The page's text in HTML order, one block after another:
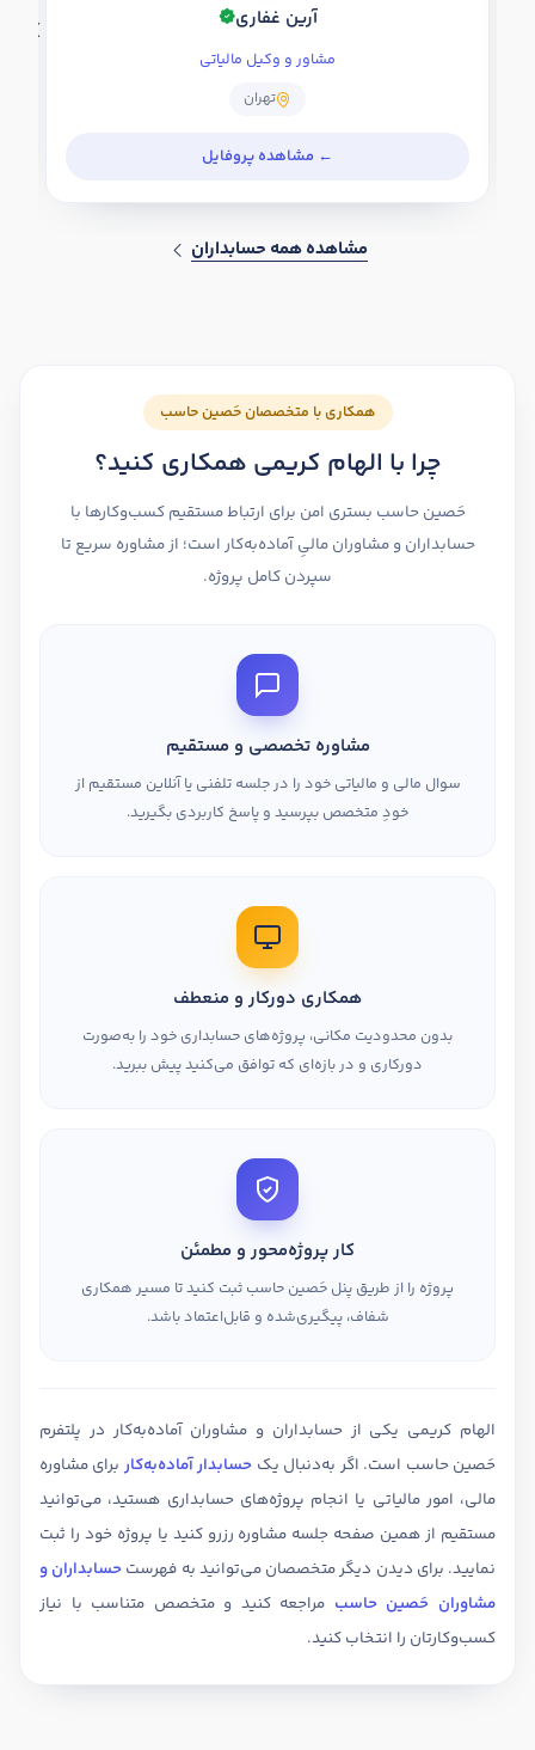
آرین غفاری
مشاور و وکیل مالیاتی
تهران
مشاهده همه حسابداران
همکاری با متخصصان حَصین حاسب
چرا با الهام کریمی همکاری کنید؟
حَصین حاسب بستری امن برای ارتباط مستقیم کسب‌وکارها با
حسابداران و مشاوران مالیِ آماده‌به‌کار است؛ از مشاوره سریع تا
سپردن کامل پروژه.
مشاوره تخصصی و مستقیم
سوال مالی و مالیاتی خود را در جلسه تلفنی یا آنلاین مستقیم از
خودِ متخصص بپرسید و پاسخ کاربردی بگیرید.
همکاری دورکار و منعطف
بدون محدودیت مکانی، پروژه‌های حسابداری خود را به‌صورت
دورکاری و در بازه‌ای که توافق می‌کنید پیش ببرید.
کار پروژه‌محور و مطمئن
پروژه را از طریق پنل حَصین حاسب ثبت کنید تا مسیر همکاری
شفاف، پیگیری‌شده و قابل‌اعتماد باشد.
الهام کریمی یکی از حسابداران و مشاوران آماده‌به‌کار در پلتفرم
حَصین حاسب است. اگر به‌دنبال یک حسابدار آماده‌به‌کار برای مشاوره
مالی، امور مالیاتی یا انجام پروژه‌های حسابداری هستید، می‌توانید
مستقیم از همین صفحه جلسه مشاوره رزرو کنید یا پروژه خود را ثبت
نمایید. برای دیدن دیگر متخصصان می‌توانید به فهرستحسابداران و
مشاوران حَصین حاسب مراجعه کنید و متخصص متناسب با نیاز
کسب‌وکارتان را انتخاب کنید.